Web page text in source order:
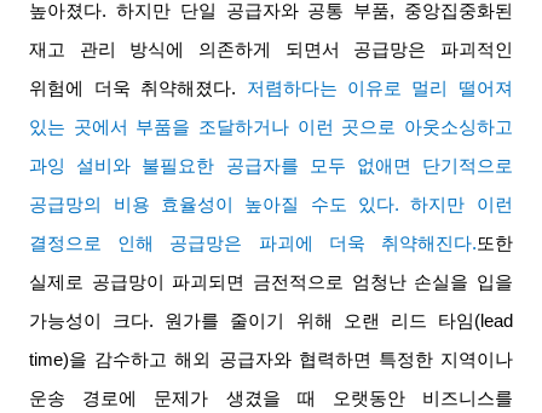
높아졌다.하지만 단일 공급자와 공통 부품, 중앙집중화된
재고 관리 방식에 의존하게 되면서 공급망은 파괴적인
위험에 더욱 취약해졌다. 저렴하다는 이유로 멀리 떨어져
있는 곳에서 부품을 조달하거나 이런 곳으로 아웃소싱하고
과잉 설비와 불필요한 공급자를 모두 없애면 단기적으로
공급망의 비용 효율성이 높아질 수도 있다.하지만 이런
결정으로 인해 공급망은 파괴에 더욱 취약해진다.또한
실제로 공급망이 파괴되면 금전적으로 엄청난 손실을 입을
가능성이 크다. 원가를 줄이기 위해 오랜 리드 타임(lead
time)을 감수하고 해외 공급자와 협력하면 특정한 지역이나
운송 경로에 문제가 생겼을 때 오랫동안 비즈니스를